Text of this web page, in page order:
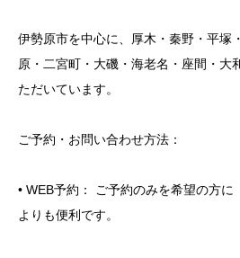
伊勢原市を中心に、厚木・秦野・平塚
原・二宮町・大磯・海老名・座間・大
ただいています。
ご予約・お問い合わせ方法：
• WEB予約： ご予約のみを
よりも便利です。